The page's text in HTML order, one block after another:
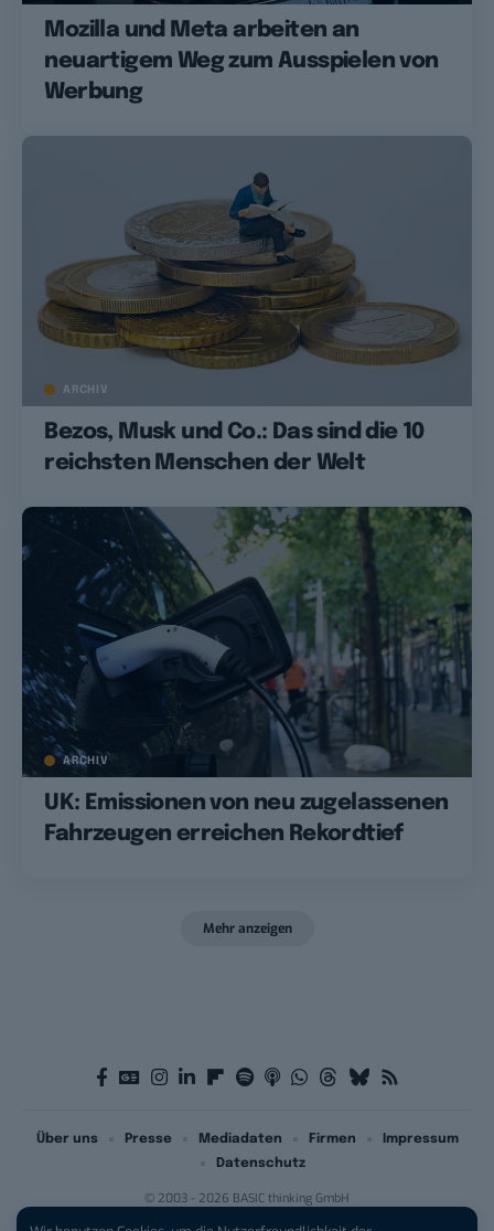
Mozilla und Meta arbeiten an
neuartigem Weg zum Ausspielen von
Werbung
ARCHIV
Bezos, Musk und Co.: Das sind die 10
reichsten Menschen der Welt
ARCHIV
UK: Emissionen von neu zugelassenen
Fahrzeugen erreichen Rekordtief
Mehr anzeigen
© 2003 - 2026 BASIC thinking GmbH
Über uns Presse Mediadaten Firmen
Impressum
Datenschutz